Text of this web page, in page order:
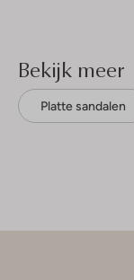
Bekijk meer
Platte sandalen